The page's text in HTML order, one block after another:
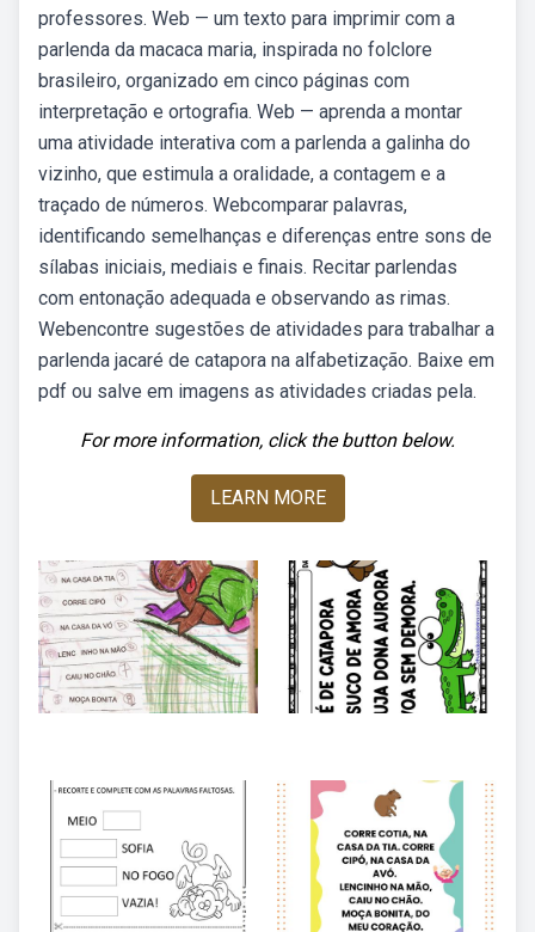
professores. Web — um texto para imprimir com a
parlenda da macaca maria, inspirada no folclore
brasileiro, organizado em cinco páginas com
interpretação e ortografia. Web — aprenda a montar
uma atividade interativa com a parlenda a galinha do
vizinho, que estimula a oralidade, a contagem e a
traçado de números. Webcomparar palavras,
identificando semelhanças e diferenças entre sons de
sílabas iniciais, mediais e finais. Recitar parlendas
com entonação adequada e observando as rimas.
Webencontre sugestões de atividades para trabalhar a
parlenda jacaré de catapora na alfabetização. Baixe em
pdf ou salve em imagens as atividades criadas pela.
For more information, click the button below.
LEARN MORE